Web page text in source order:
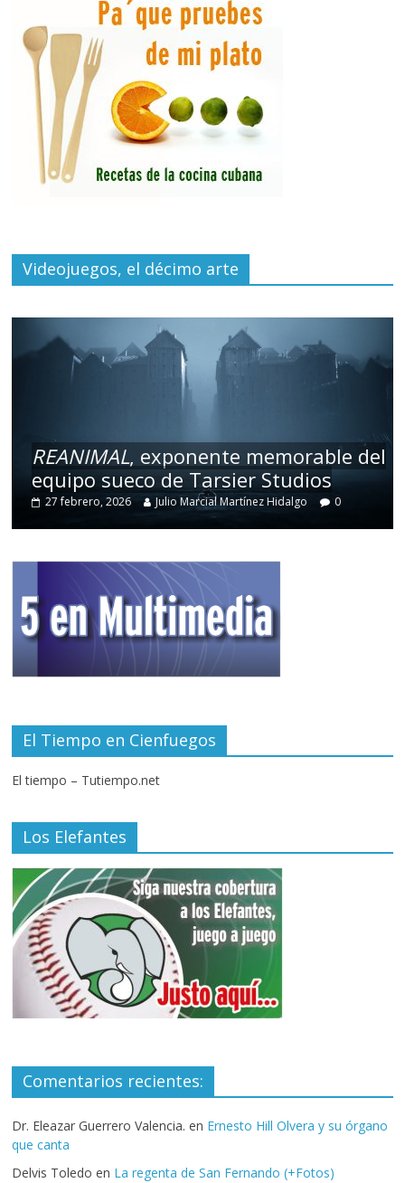
Videojuegos, el décimo arte
REANIMAL, exponente memorable del
equipo sueco de Tarsier Studios
27 febrero, 2026 Julio Marcial Martínez Hidalgo 0
El Tiempo en Cienfuegos
El tiempo – Tutiempo.net
Los Elefantes
Comentarios recientes:
Dr. Eleazar Guerrero Valencia. en Ernesto Hill Olvera y su órgano
que canta
Delvis Toledo en La regenta de San Fernando (+Fotos)